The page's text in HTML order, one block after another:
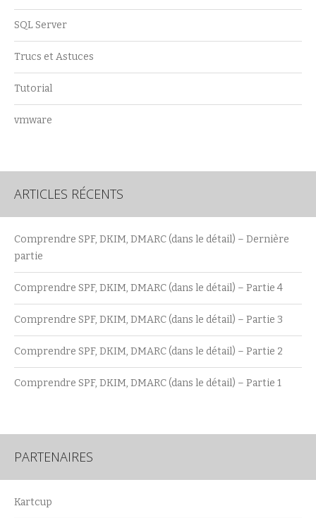
SQL Server
Trucs et Astuces
Tutorial
vmware
ARTICLES RÉCENTS
Comprendre SPF, DKIM, DMARC (dans le détail) – Dernière
partie
Comprendre SPF, DKIM, DMARC (dans le détail) – Partie 4
Comprendre SPF, DKIM, DMARC (dans le détail) – Partie 3
Comprendre SPF, DKIM, DMARC (dans le détail) – Partie 2
Comprendre SPF, DKIM, DMARC (dans le détail) – Partie 1
PARTENAIRES
Kartcup